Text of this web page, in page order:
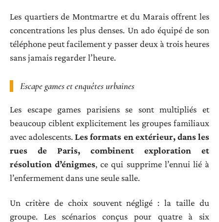
Les quartiers de Montmartre et du Marais offrent les
concentrations les plus denses. Un ado équipé de son
téléphone peut facilement y passer deux à trois heures
sans jamais regarder l’heure.
Escape games et enquêtes urbaines
Les escape games parisiens se sont multipliés et
beaucoup ciblent explicitement les groupes familiaux
avec adolescents.Les formats en extérieur, dans les
rues de Paris, combinent exploration et
résolution d’énigmes, ce qui supprime l’ennui lié à
l’enfermement dans une seule salle.
Un critère de choix souvent négligé : la taille du
groupe. Les scénarios conçus pour quatre à six